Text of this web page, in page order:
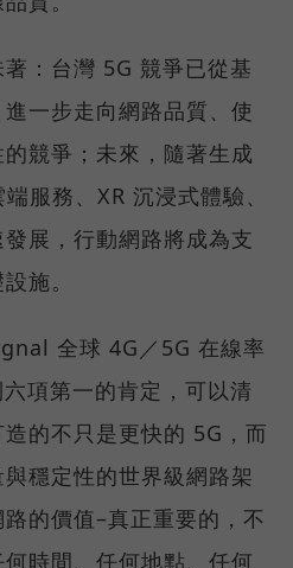
：台灣 5G 競爭已從基
一步走向網路品質、使
競爭；未來，隨著生成
服務、XR 沉浸式體驗、
展，行動網路將成為支
施。
全球 4G／5G 在線率
項第一的肯定，可以清
的不只是更快的 5G，而
穩定性的世界級網路架
的價值–真正重要的，不
時間、任何地點、任何